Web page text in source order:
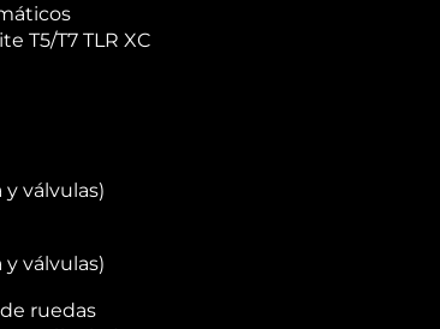
T5/T7 TLR XC
válvulas)
válvulas)
ruedas